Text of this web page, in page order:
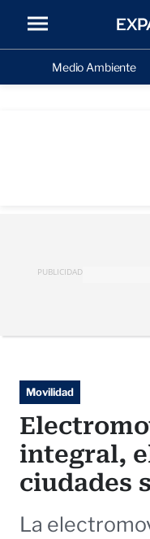
Medio Ambiente
PUBLICIDAD
Movilidad
integral,
ciudades
La